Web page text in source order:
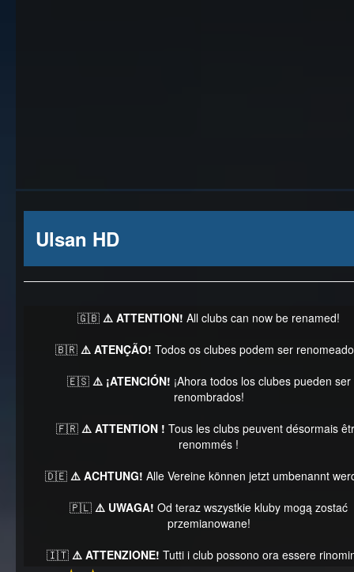
Ulsan HD
🇬🇧 ⚠️ ATTENTION! All clubs can now be renamed!
🇧🇷 ⚠️ ATENÇÃO! Todos os clubes podem ser
🇪🇸 ⚠️ ¡ATENCIÓN! ¡Ahora todos los clubes pueden ser
renombrados!
🇫🇷 ⚠️ ATTENTION ! Tous les clubs peuvent désormais
renommés !
🇩🇪 ⚠️ ACHTUNG! Alle Vereine können jetzt umbenannt
🇵🇱 ⚠️ UWAGA! Od teraz wszystkie kluby mogą zostać
przemianowane!
🇮🇹 ⚠️ ATTENZIONE! Tutti i club possono ora essere